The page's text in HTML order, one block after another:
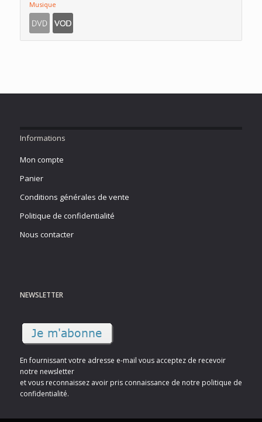
Musique
Informations
Mon compte
Panier
Conditions générales de vente
Politique de confidentialité
Nous contacter
NEWSLETTER
En fournissant votre adresse e-mail vous acceptez de recevoir
notre newsletter
et vous reconnaissez avoir pris connaissance de notre politique de
confidentialité.